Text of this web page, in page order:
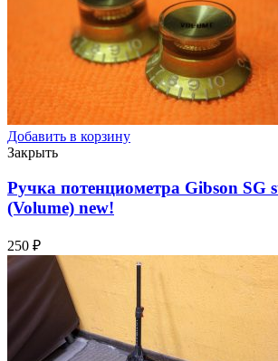
Добавить в корзину
Закрыть
Ручка потенциометра Gibson SG
(Volume) new!
250 ₽